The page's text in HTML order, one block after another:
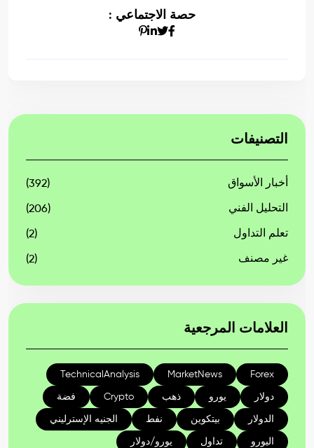
حصة الاجتماعي :
التصنيفات
أخبار الأسواق (392)
التحليل الفني (206)
تعلم التداول (2)
غير مصنف (2)
العلامات المرجعية
Forex
MarketNews
TechnicalAnalysis
دولار يورو ذهب Crypto فضة
الدولار بيتكوين نفط الجنيه الإسترليني
اليورو تداول يورو/دولار